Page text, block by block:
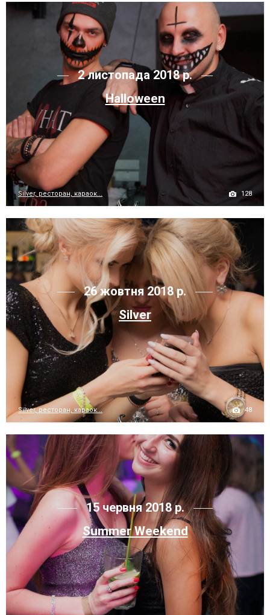
2 листопада 2018 р.
Halloween
Silver, ресторан, караок... 128
26 жовтня 2018 р.
Silver
Silver, ресторан, караок... 48
15 червня 2018 р.
Summer Weekend